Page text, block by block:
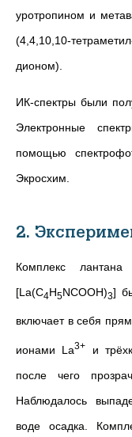
уротропином и
(4,4,10,10-
дионом).
ИК-спектры были
Электронные
помощью
Экросхим.
2.
Комплекс
[La(C4H5NCOOH)3]
включает в себя
ионами La3+
и
после чего
Наблюдалось
воде осадка.